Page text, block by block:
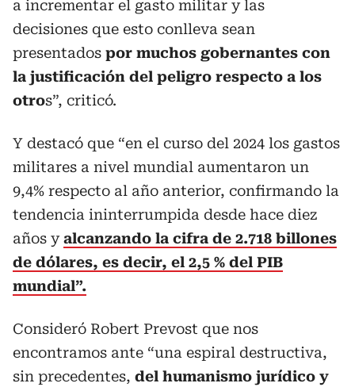
a incrementar el gasto militar y las
decisiones que esto conlleva sean
presentados por muchos gobernantes con
la justificación del peligro respecto a los
otros”, criticó.
Y destacó que “en el curso del 2024 los gastos
militares a nivel mundial aumentaron un
9,4% respecto al año anterior, confirmando la
tendencia ininterrumpida desde hace diez
años yalcanzando la cifra de 2.718 billones
de dólares, es decir, el 2,5 % del PIB
mundial”.
Consideró Robert Prevost que nos
encontramos ante “una espiral destructiva,
sin precedentes, del humanismo jurídico y